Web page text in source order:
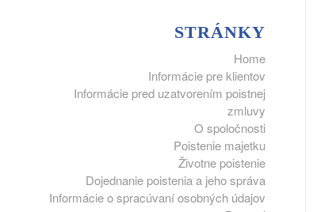
STRÁNKY
Home
Informácie pre klientov
Informácie pred uzatvorením poistnej
zmluvy
O spoločnosti
Poistenie majetku
Životne poistenie
Dojednanie poistenia a jeho správa
Informácie o spracúvaní osobných údajov